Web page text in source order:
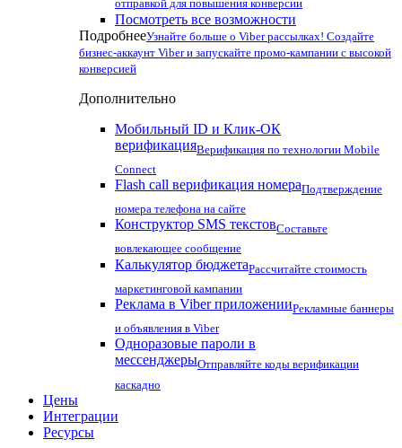
отправкой для повышения конверсии
Посмотреть все возможности
ПодробнееУзнайте больше о Viber рассылках! Создайте
бизнес-аккаунт Viber и запускайте промо-кампании с высокой
конверсией
Дополнительно
Мобильный ID и Клик-ОК
верификацияВерификация по технологии Mobile
Connect
Flash call верификация номераПодтверждение
номера телефона на сайте
Конструктор SMS текстовСоставьте
вовлекающее сообщение
Калькулятор бюджетаРассчитайте стоимость
маркетинговой кампании
Реклама в Viber приложенииРекламные баннеры
и объявления в Viber
Одноразовые пароли в
мессенджерыОтправляйте коды верификации
каскадно
Цены
Интеграции
Ресурсы